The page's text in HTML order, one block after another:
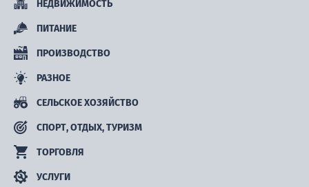
НЕДВИЖИМОСТЬ
ПИТАНИЕ
ПРОИЗВОДСТВО
РАЗНОЕ
СЕЛЬСКОЕ ХОЗЯЙСТВО
СПОРТ, ОТДЫХ, ТУРИЗМ
ТОРГОВЛЯ
УСЛУГИ